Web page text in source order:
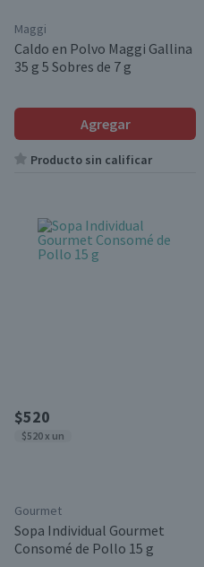
Maggi
Caldo en Polvo Maggi Gallina
35 g 5 Sobres de 7 g
Agregar
Producto sin calificar
$520
$520 x un
Gourmet
Sopa Individual Gourmet
Consomé de Pollo 15 g